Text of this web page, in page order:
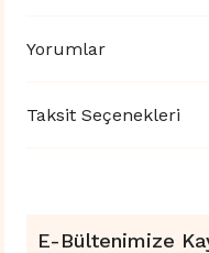
Yorumlar
Taksit Seçenekleri
E-Bültenimize